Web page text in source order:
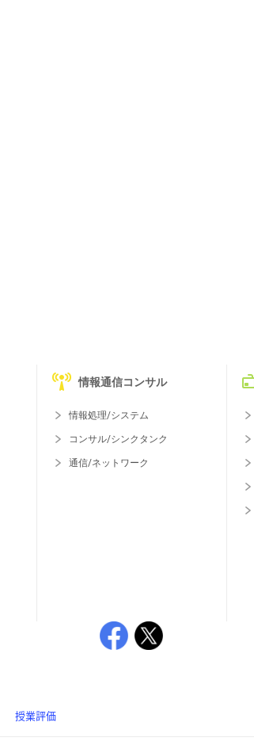
情報通信コンサル
情報処理/システム
コンサル/シンクタンク
通信/ネットワーク
授業評価